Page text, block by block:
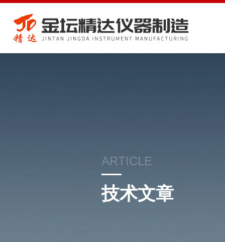
ARTICLE
技术文章